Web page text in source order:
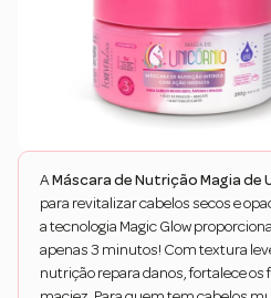
AMáscara de Nutrição Magia de
para revitalizar cabelos secos e
a tecnologia Magic Glow
apenas 3 minutos! Com textura
nutrição repara danos, fortalece os